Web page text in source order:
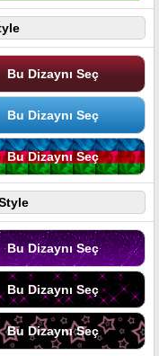
Bu Dizaynı Seç
Bu Dizaynı Seç
Bu Dizaynı Seç
Bu Dizaynı Seç
Bu Dizaynı Seç
Bu Dizaynı Seç